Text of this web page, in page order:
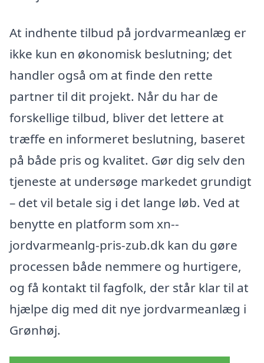
At indhente tilbud på jordvarmeanlæg er
ikke kun en økonomisk beslutning; det
handler også om at finde den rette
partner til dit projekt. Når du har de
forskellige tilbud, bliver det lettere at
træffe en informeret beslutning, baseret
på både pris og kvalitet. Gør dig selv den
tjeneste at undersøge markedet grundigt
– det vil betale sig i det lange løb. Ved at
benytte en platform som xn--
jordvarmeanlg-pris-zub.dk kan du gøre
processen både nemmere og hurtigere,
og få kontakt til fagfolk, der står klar til at
hjælpe dig med dit nye jordvarmeanlæg i
Grønhøj.